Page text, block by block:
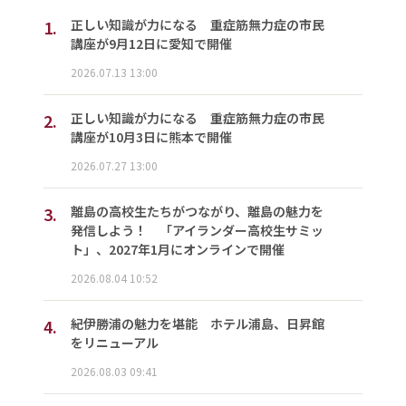
1.
正しい知識が力になる 重症筋無力症の市民
講座が9月12日に愛知で開催
2026.07.13 13:00
2.
正しい知識が力になる 重症筋無力症の市民
講座が10月3日に熊本で開催
2026.07.27 13:00
3.
離島の高校生たちがつながり、離島の魅力を
発信しよう！ 「アイランダー高校生サミッ
ト」、2027年1月にオンラインで開催
2026.08.04 10:52
4.
紀伊勝浦の魅力を堪能 ホテル浦島、日昇館
をリニューアル
2026.08.03 09:41